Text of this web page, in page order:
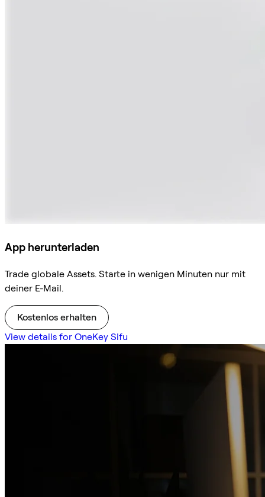
App herunterladen
Trade globale Assets. Starte in wenigen Minuten nur mit
deiner E-Mail.
Kostenlos erhalten
View details for OneKey Sifu